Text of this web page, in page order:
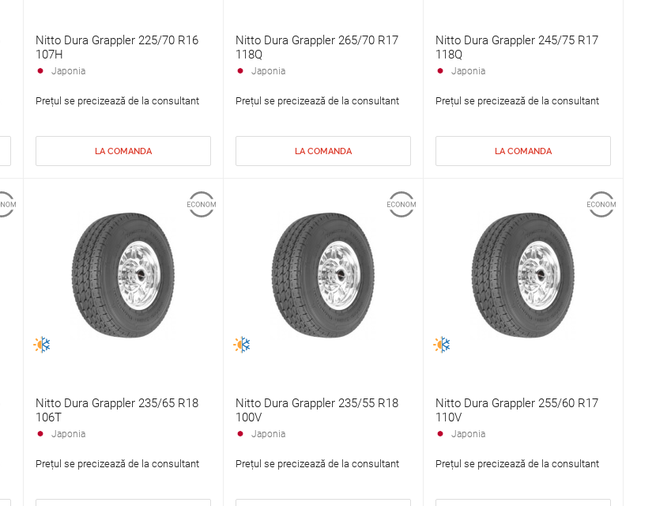
Nitto Dura Grappler 225/70 R16
107H
Japonia
Prețul se precizează de la consultant
LA COMANDA
Nitto Dura Grappler 265/70 R17
118Q
Japonia
Prețul se precizează de la consultant
LA COMANDA
Nitto Dura Grappler 245/75 R17
118Q
Japonia
Prețul se precizează de la consultant
LA COMANDA
Nitto Dura Grappler 235/65 R18
106T
Japonia
Prețul se precizează de la consultant
Nitto Dura Grappler 235/55 R18
100V
Japonia
Prețul se precizează de la consultant
Nitto Dura Grappler 255/60 R17
110V
Japonia
Prețul se precizează de la consultant